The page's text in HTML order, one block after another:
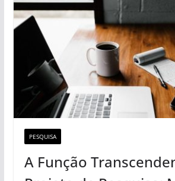
PESQUISA
A Função